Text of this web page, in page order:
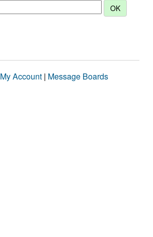
My Account | Message Boards